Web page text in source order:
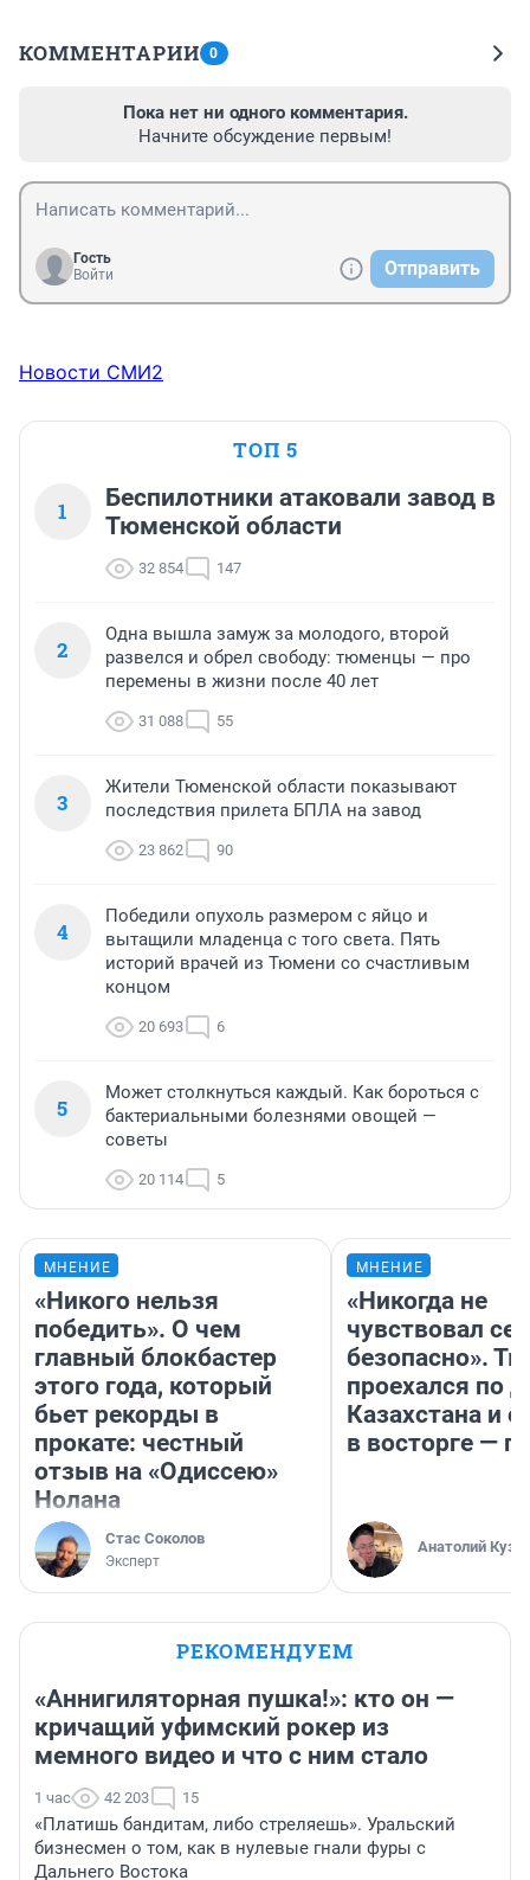
КОММЕНТАРИИ 0
Пока нет ни одного комментария.
Начните обсуждение первым!
Гость
Войти
Отправить
Новости СМИ2
ТОП 5
1
Беспилотники атаковали завод в
Тюменской области
32 854 147
2
Одна вышла замуж за молодого, второй
развелся и обрел свободу: тюменцы — про
перемены в жизни после 40 лет
31 088 55
3
Жители Тюменской области показывают
последствия прилета БПЛА на завод
23 862 90
4
Победили опухоль размером с яйцо и
вытащили младенца с того света. Пять
историй врачей из Тюмени со счастливым
концом
20 693 6
5
Может столкнуться каждый. Как бороться с
бактериальными болезнями овощей —
советы
20 114 5
МНЕНИЕ
«Никого нельзя
победить». О чем
главный блокбастер
этого года, который
бьет рекорды в
прокате: честный
отзыв на «Одиссею»
Нолана
Стас Соколов
Эксперт
МНЕНИЕ
«Никогда не
чувствовал
безопасно».
проехался по
Казахстана и
в восторге —
Анатолий
РЕКОМЕНДУЕМ
«Аннигиляторная пушка!»: кто он —
кричащий уфимский рокер из
мемного видео и что с ним стало
1 час 42 203 15
«Платишь бандитам, либо стреляешь». Уральский
бизнесмен о том, как в нулевые гнали фуры с
Дальнего Востока